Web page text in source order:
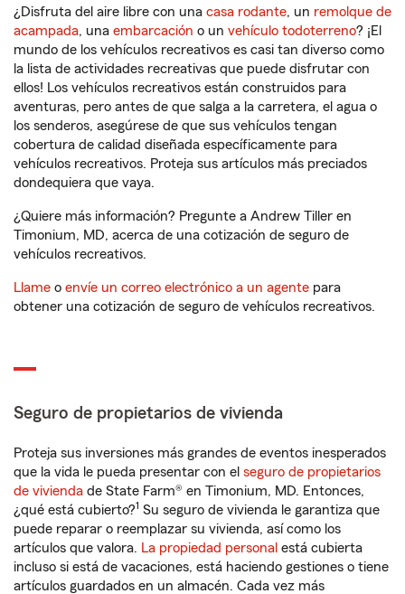
¿Disfruta del aire libre con una casa rodante, un remolque de
acampada, una embarcación o un vehículo todoterreno? ¡El
mundo de los vehículos recreativos es casi tan diverso como
la lista de actividades recreativas que puede disfrutar con
ellos! Los vehículos recreativos están construidos para
aventuras, pero antes de que salga a la carretera, el agua o
los senderos, asegúrese de que sus vehículos tengan
cobertura de calidad diseñada específicamente para
vehículos recreativos. Proteja sus artículos más preciados
dondequiera que vaya.
¿Quiere más información? Pregunte a Andrew Tiller en
Timonium, MD, acerca de una cotización de seguro de
vehículos recreativos.
Llame o envíe un correo electrónico a un agente para
obtener una cotización de seguro de vehículos recreativos.
Seguro de propietarios de vivienda
Proteja sus inversiones más grandes de eventos inesperados
que la vida le pueda presentar con el seguro de propietarios
de vivienda de State Farm® en Timonium, MD. Entonces,
¿qué está cubierto?1 Su seguro de vivienda le garantiza que
puede reparar o reemplazar su vivienda, así como los
artículos que valora. La propiedad personal está cubierta
incluso si está de vacaciones, está haciendo gestiones o tiene
artículos guardados en un almacén. Cada vez más